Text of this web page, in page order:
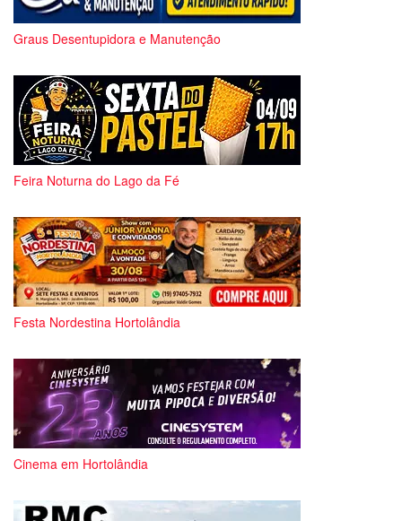
Graus Desentupidora e Manutenção
Feira Noturna do Lago da Fé
Festa Nordestina Hortolândia
Cinema em Hortolândia